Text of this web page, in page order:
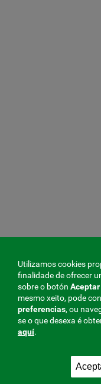
Utilizamos cookies
finalidade de ofrecer
sobre o botón
mesmo xeito, pode
preferencias, ou
se o que desexa é
aquí.